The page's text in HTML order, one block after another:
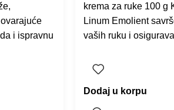
i ispravnu
krema za ruke 100 g
Linum Emolient
vaših ruku i osigurava
Dodaj u korpu